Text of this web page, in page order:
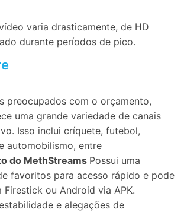
varia drasticamente, de HD
durante períodos de pico.
preocupados com o orçamento,
uma grande variedade de canais
Isso inclui críquete, futebol,
automobilismo, entre
do MethStreams Possui uma
favoritos para acesso rápido e pode
Firestick ou Android via APK.
e alegações de